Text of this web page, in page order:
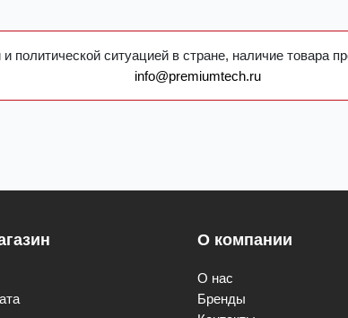
ситуацией в стране, наличие товара
info@premiumtech.ru
О компании
О нас
Бренды